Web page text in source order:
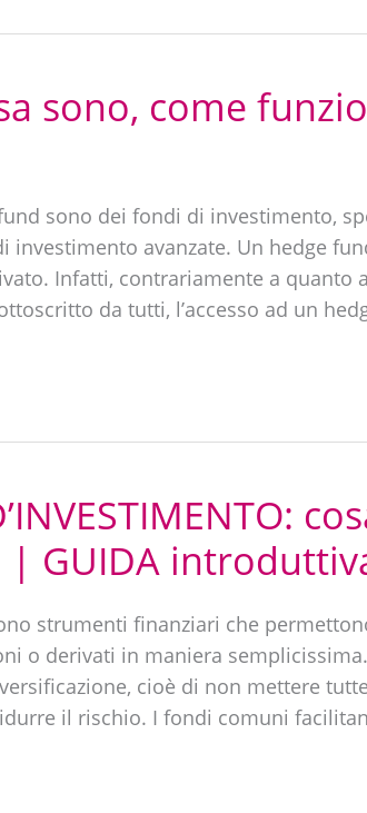
sono, come
fund sono dei fondi di investimento,
investimento avanzate. Un hedge
Infatti, contrariamente a quanto
da tutti, l’accesso ad un
GUIDA
strumenti finanziari che
o derivati in maniera
cioè di non mettere
il rischio. I fondi comuni